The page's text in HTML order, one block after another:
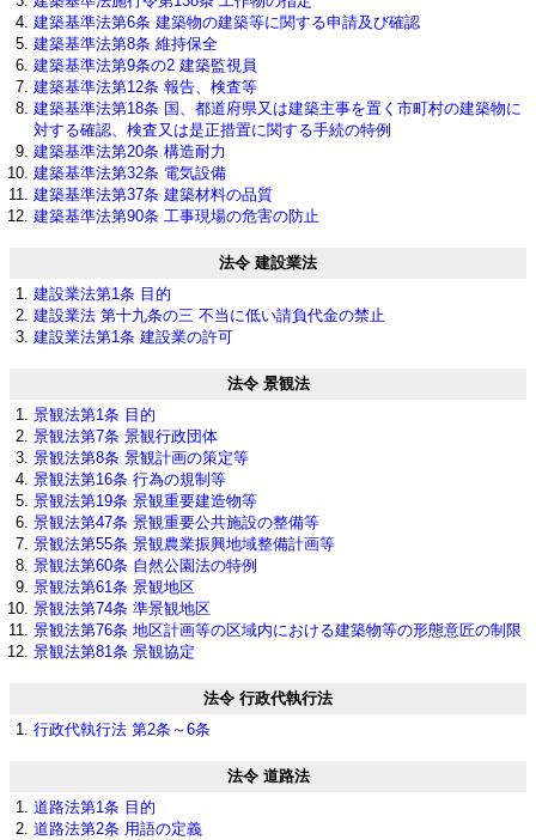
建築基準法第6条 建築物の建築等に関する申請及び確認
建築基準法第8条 維持保全
建築基準法第9条の2 建築監視員
建築基準法第12条 報告、検査等
建築基準法第18条 国、都道府県又は建築主事を置く市町村の建築物に
対する確認、検査又は是正措置に関する手続の特例
建築基準法第20条 構造耐力
建築基準法第32条 電気設備
建築基準法第37条 建築材料の品質
建築基準法第90条 工事現場の危害の防止
法令 建設業法
建設業法第1条 目的
建設業法 第十九条の三 不当に低い請負代金の禁止
建設業法第1条 建設業の許可
法令 景観法
景観法第1条 目的
景観法第7条 景観行政団体
景観法第8条 景観計画の策定等
景観法第16条 行為の規制等
景観法第19条 景観重要建造物等
景観法第47条 景観重要公共施設の整備等
景観法第55条 景観農業振興地域整備計画等
景観法第60条 自然公園法の特例
景観法第61条 景観地区
景観法第74条 準景観地区
景観法第76条 地区計画等の区域内における建築物等の形態意匠の制限
景観法第81条 景観協定
法令 行政代執行法
行政代執行法 第2条～6条
法令 道路法
道路法第1条 目的
道路法第2条 用語の定義